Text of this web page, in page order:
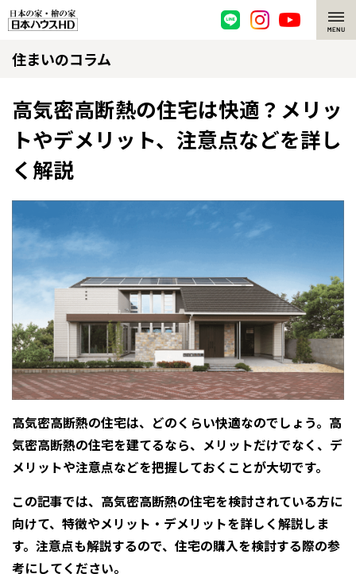
脱炭素・檜の家
環境にやさしい、脱炭素社会の住宅
檜・木造住宅
耐震構造
高耐久住宅
高断熱・高気密の家
エネルギー自給自足
ZEH特集
感謝訪問・長期保証
直営工事
1メーターモジュール
冷暖房標準装備
24時間対応コールセンター
選ばれる理由
檜の魅力
檜の魅力 トップ
檜と日本人
知られざる檜の効果・作用
檜の住まいデザイン
理想の木材「檜」
注文住宅
注文住宅 トップ
クレステージ
施工事例
平屋の家
外観・インテリア集
WEB住宅展示場
暮らし方提案
住まいのコラム
施工事例
リフォーム トップ
リフォームメニュー
選ばれる理由
リフォームの流れ
介護保険利用で快適リフォーム
資産活用
資産活用 トップ
賃貸併用住宅のメリット
安心のサポートシステム
商品紹介
展示場案内
買取サービス
分譲住宅・土地
分譲マンション
分譲マンション トップ
ワザックとは
高い信頼性
トランクルーム
会社情報
会社情報 トップ
お問い合わせ
住まいのコラム
高気密高断熱の住宅は快適？メリッ
トやデメリット、注意点などを詳し
く解説
高気密高断熱の住宅は、どのくらい快適なのでしょう。高
気密高断熱の住宅を建てるなら、メリットだけでなく、デ
メリットや注意点などを把握しておくことが大切です。
この記事では、高気密高断熱の住宅を検討されている方に
向けて、特徴やメリット・デメリットを詳しく解説しま
す。注意点も解説するので、住宅の購入を検討する際の参
考にしてください。